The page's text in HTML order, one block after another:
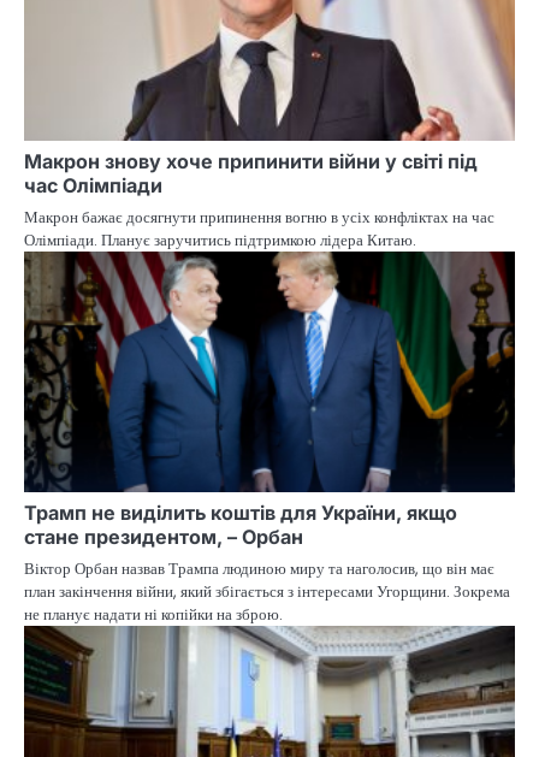
Макрон знову хоче припинити війни у світі під
час Олімпіади
Макрон бажає досягнути припинення вогню в усіх конфліктах на час
Олімпіади. Планує заручитись підтримкою лідера Китаю.
Трамп не виділить коштів для України, якщо
стане президентом, – Орбан
Віктор Орбан назвав Трампа людиною миру та наголосив, що він має
план закінчення війни, який збігається з інтересами Угорщини. Зокрема
не планує надати ні копійки на зброю.